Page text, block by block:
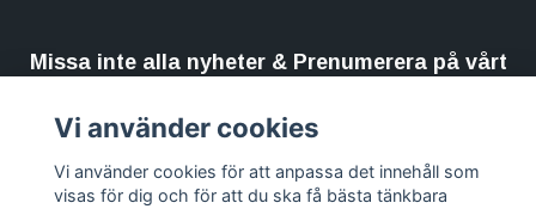
Missa inte alla nyheter & Prenumerera på vårt
Vi använder cookies
Vi använder cookies för att anpassa det innehåll som
visas för dig och för att du ska få bästa tänkbara